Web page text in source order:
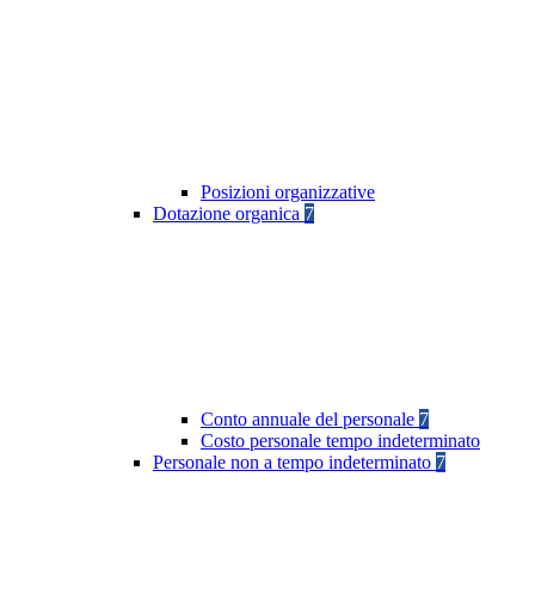
Posizioni organizzative
Dotazione organica 7
Conto annuale del personale 7
Costo personale tempo indeterminato
Personale non a tempo indeterminato 7